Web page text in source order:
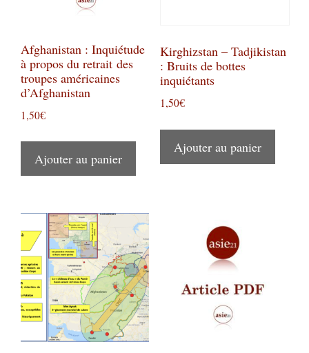
Afghanistan : Inquiétude
à propos du retrait des
troupes américaines
d’Afghanistan
1,50€
Ajouter au panier
Kirghizstan – Tadjikistan
: Bruits de bottes
inquiétants
1,50€
Ajouter au panier